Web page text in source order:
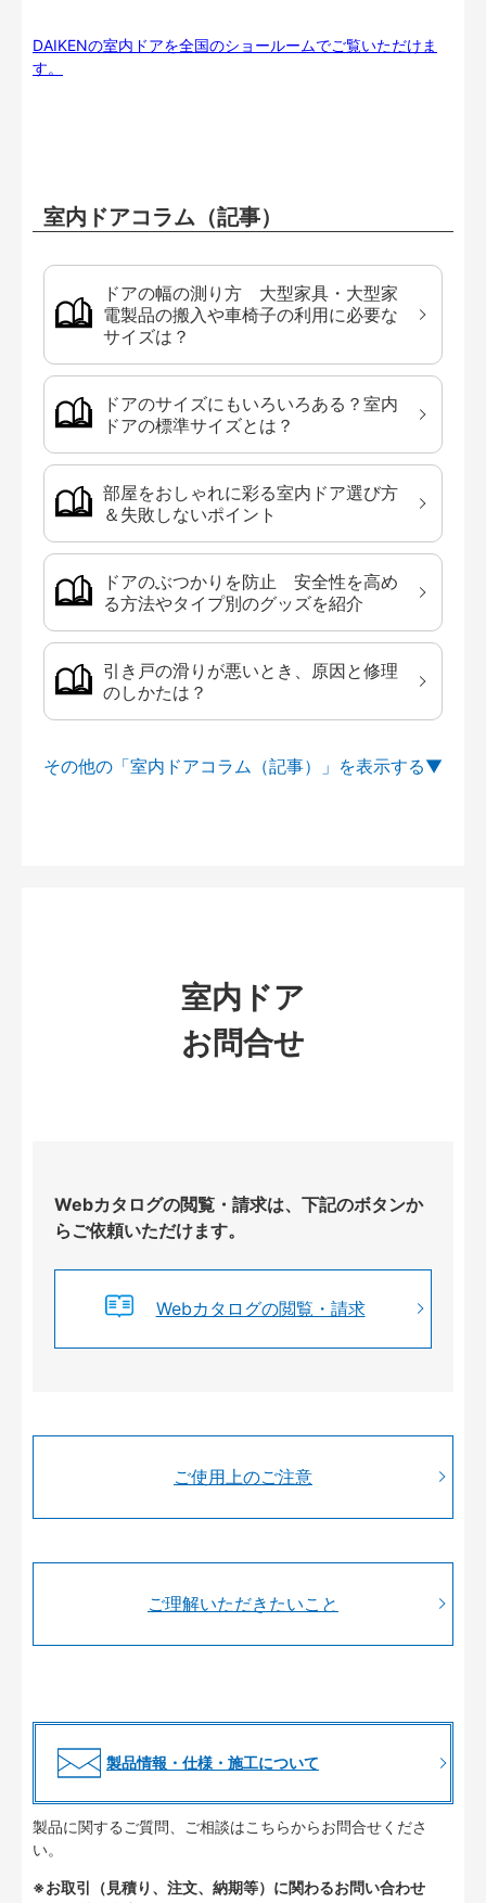
DAIKENの室内ドアを全国のショールームでご覧いただけま
す。
室内ドアコラム（記事）
ドアの幅の測り方 大型家具・大型家
電製品の搬入や車椅子の利用に必要な
サイズは？
ドアのサイズにもいろいろある？室内
ドアの標準サイズとは？
部屋をおしゃれに彩る室内ドア選び方
＆失敗しないポイント
ドアのぶつかりを防止 安全性を高め
る方法やタイプ別のグッズを紹介
引き戸の滑りが悪いとき、原因と修理
のしかたは？
その他の「室内ドアコラム（記事）」を
室内ドア
お問合せ
Webカタログの閲覧・請求は、下記のボタンか
らご依頼いただけます。
Webカタログの閲覧・請求
ご使用上のご注意
ご理解いただきたいこと
製品情報・仕様・施工について
製品に関するご質問、ご相談はこちらからお問合せくださ
い。
※お取引（見積り、注文、納期等）に関わるお問い合わせ